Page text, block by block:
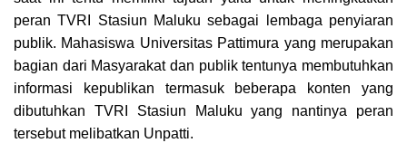
peran TVRI Stasiun Maluku sebagai lembaga penyiaran
publik. Mahasiswa Universitas Pattimura yang merupakan
bagian dari Masyarakat dan publik tentunya membutuhkan
informasi kepublikan termasuk beberapa konten yang
dibutuhkan TVRI Stasiun Maluku yang nantinya peran
tersebut melibatkan Unpatti.